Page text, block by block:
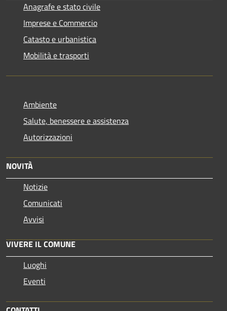
Anagrafe e stato civile
Imprese e Commercio
Catasto e urbanistica
Mobilità e trasporti
Ambiente
Salute, benessere e assistenza
Autorizzazioni
NOVITÀ
Notizie
Comunicati
Avvisi
VIVERE IL COMUNE
Luoghi
Eventi